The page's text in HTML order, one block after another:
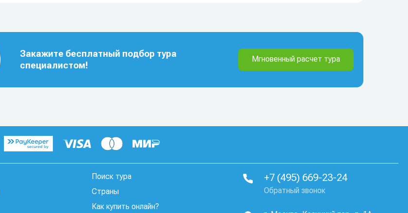
Закажите бесплатный подбор тура
специалистом!
Мгновенный расчет тура
Поиск тура
Страны
Как купить онлайн?
+7 (495) 669-23-24
Обратный звонок